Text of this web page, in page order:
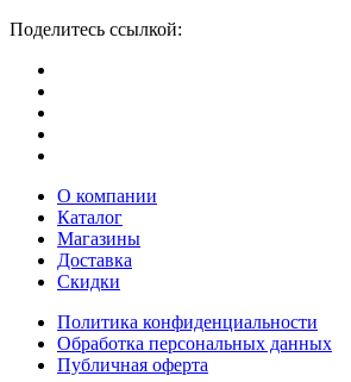
Поделитесь ссылкой:
О компании
Каталог
Магазины
Доставка
Скидки
Политика конфиденциальности
Обработка персональных данных
Публичная оферта